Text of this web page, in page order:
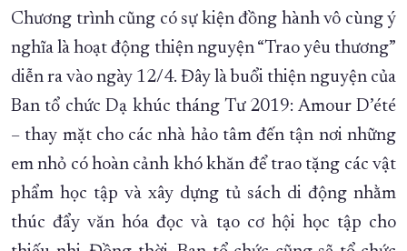
Chương trình cũng có sự kiện đồng hành vô cùng ý
nghĩa là hoạt động thiện nguyện “Trao yêu thương”
diễn ra vào ngày 12/4. Đây là buổi thiện nguyện của
Ban tổ chức Dạ khúc tháng Tư 2019: Amour D’été
– thay mặt cho các nhà hảo tâm đến tận nơi những
em nhỏ có hoàn cảnh khó khăn để trao tặng các vật
phẩm học tập và xây dựng tủ sách di động nhằm
thúc đẩy văn hóa đọc và tạo cơ hội học tập cho